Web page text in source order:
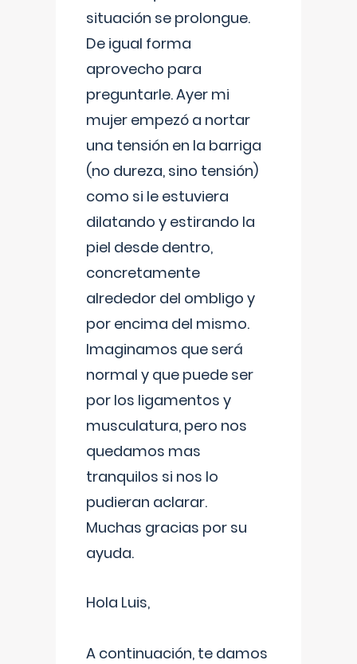
situación se prolongue.
De igual forma
aprovecho para
preguntarle. Ayer mi
mujer empezó a nortar
una tensión en la barriga
(no dureza, sino tensión)
como si le estuviera
dilatando y estirando la
piel desde dentro,
concretamente
alrededor del ombligo y
por encima del mismo.
Imaginamos que será
normal y que puede ser
por los ligamentos y
musculatura, pero nos
quedamos mas
tranquilos si nos lo
pudieran aclarar.
Muchas gracias por su
ayuda.
Hola Luis,
A continuación, te damos